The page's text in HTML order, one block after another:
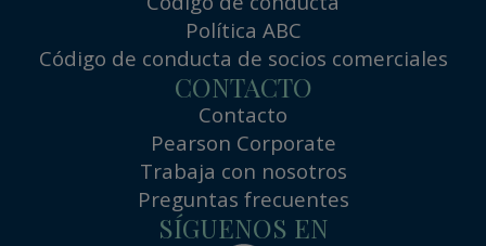
Política ABC
Código de conducta de socios comerciales
CONTACTO
Contacto
Pearson Corporate
Trabaja con nosotros
Preguntas frecuentes
SÍGUENOS EN